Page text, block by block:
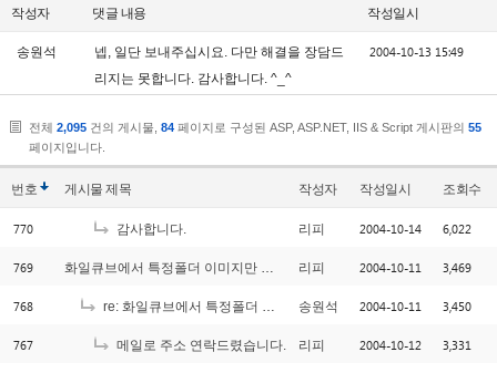
작성자 댓글 내용 작성일시
송원석
넵, 일단 보내주십시요. 다만 해결을 장담드
리지는 못합니다. 감사합니다. ^_^
2004-10-13 15:49
전체 2,095 건의 게시물, 84 페이지로 구성된 ASP, ASP.NET, IIS & Script 게시판의 55
페이지입니다.
번호 게시물제목 작성자 작성일시 조회수
770 감사합니다. 리피 2004-10-14 6,022
769 화일큐브에서 특정폴더 이미지만 안보이면?? 리피 2004-10-11 3,469
768 re: 화일큐브에서 특정폴더 이미지만 안보이면?? 송원석 2004-10-11 3,450
767 메일로 주소 연락드렸습니다. 리피 2004-10-12 3,331